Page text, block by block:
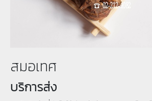
สมอเทศ
บริการส่ง